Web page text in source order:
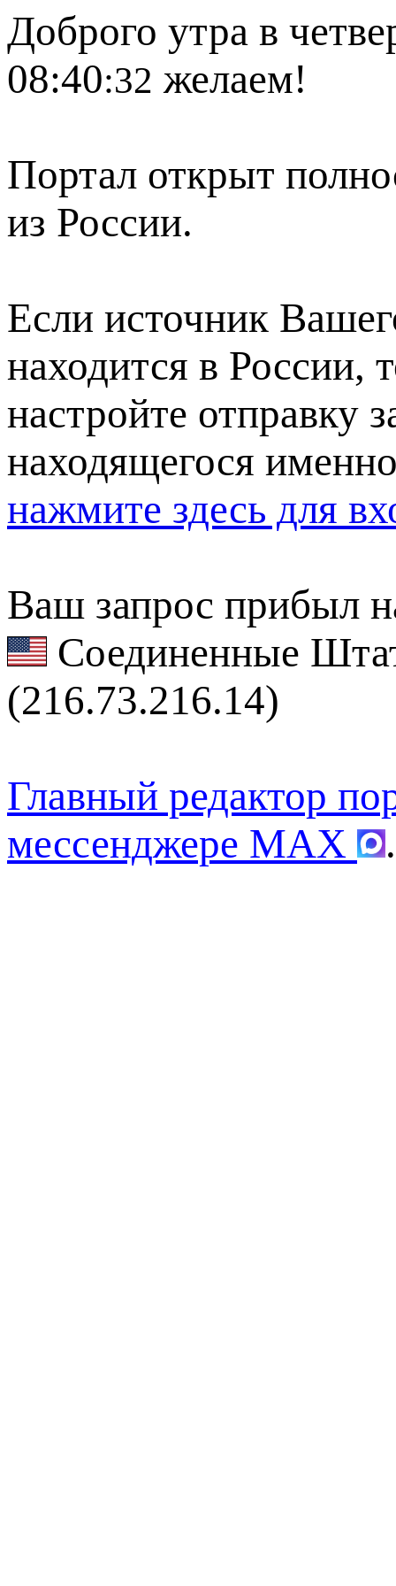
Доброго утра в
08:40:32 желаем!
Портал открыт
из России.
Если источник
находится в России,
настройте отправку
находящегося
нажмите здесь для
Ваш запрос прибыл
Соединенные
(216.73.216.14)
Главный редактор
мессенджере MAX
.